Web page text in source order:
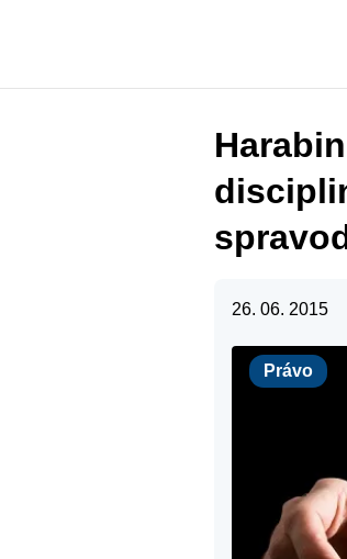
26. 06. 2015
Právo
Právo